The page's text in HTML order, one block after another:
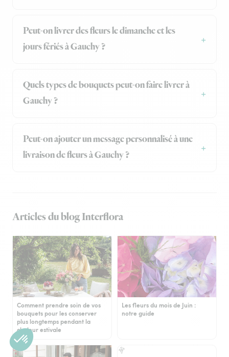
Peut-on livrer des fleurs le dimanche et les
jours fériés à Gauchy ?
Quels types de bouquets peut-on faire livrer à
Gauchy ?
Peut-on ajouter un message personnalisé à une
livraison de fleurs à Gauchy ?
Articles du blog Interflora
Comment prendre soin de vos
bouquets pour les conserver
plus longtemps pendant la
chaleur estivale
Les fleurs du mois de Juin :
notre guide